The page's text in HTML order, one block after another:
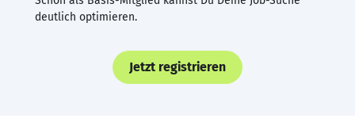
deutlich optimieren.
Jetzt registrieren